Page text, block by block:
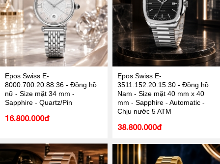
Epos Swiss E-
8000.700.20.88.36 - Đồng hồ
nữ - Size mặt 34 mm -
Sapphire - Quartz/Pin
16.800.000đ
Epos Swiss E-
3511.152.20.15.30 - Đồng hồ
Nam - Size mặt 40 mm x 40
mm - Sapphire - Automatic -
Chịu nước 5 ATM
38.800.000đ